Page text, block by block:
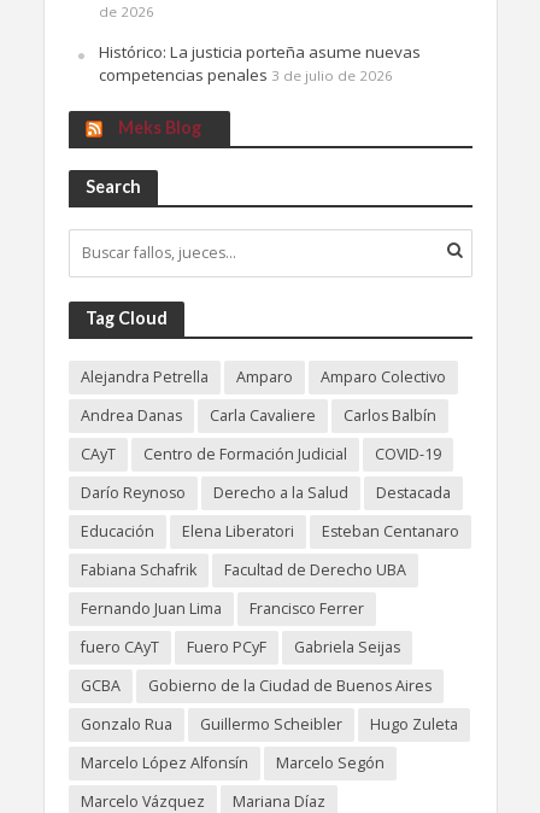
de 2026
Histórico: La justicia porteña asume nuevas
competencias penales 3 de julio de 2026
Meks Blog
Search
Tag Cloud
Alejandra Petrella Amparo
Amparo Colectivo
Andrea Danas
Carla Cavaliere
Carlos Balbín
CAyT
Centro de Formación Judicial
COVID-19
Darío Reynoso
Derecho a la Salud
Destacada
Educación
Elena Liberatori
Esteban Centanaro
Fabiana Schafrik
Facultad de Derecho UBA
Fernando Juan Lima
Francisco Ferrer
fuero CAyT
Fuero PCyF
Gabriela Seijas
GCBA
Gobierno de la Ciudad de Buenos Aires
Gonzalo Rua
Guillermo Scheibler
Hugo Zuleta
Marcelo López Alfonsín
Marcelo Segón
Marcelo Vázquez
Mariana Díaz